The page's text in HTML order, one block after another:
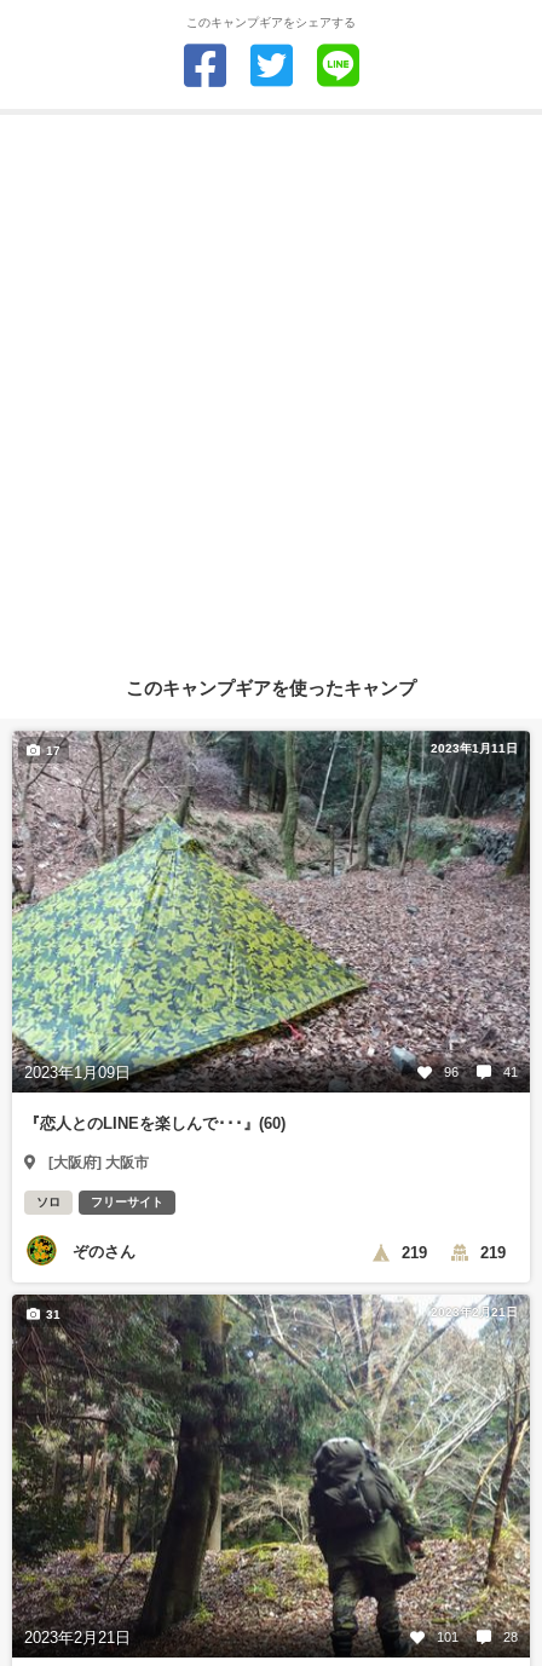
このキャンプギアをシェアする
このキャンプギアを使ったキャンプ
2023年1月11日
2023年1月09日 96 41
17
『恋人とのLINEを楽しんで･･･』(60)
[大阪府] 大阪市
ソロ フリーサイト
ぞのさん 219 219
2023年2月21日
2023年2月21日 101 28
31